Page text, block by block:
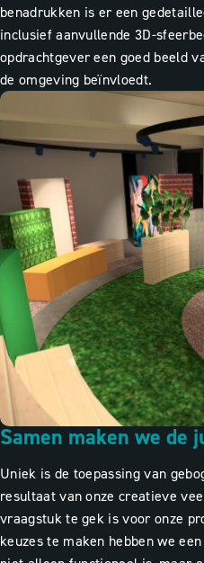
benadrukken is er een
inclusief aanvullende 3D-
opdrachtgever een goed beeld
de omgeving beïnvloedt.
Samen maken we de
Uniek is de toepassing van
resultaat van onze creatieve
vraagstuk te gek is voor onze
keuzes te maken hebben we